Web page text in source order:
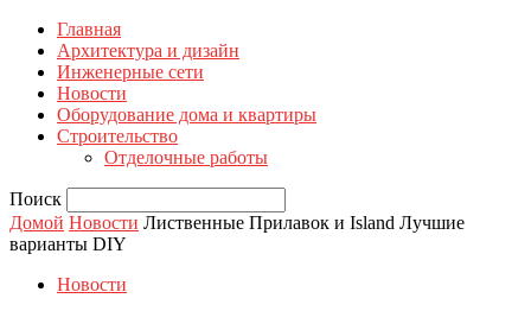
Главная
Архитектура и дизайн
Инженерные сети
Новости
Оборудование дома и квартиры
Строительство
Отделочные работы
Поиск
Домой Новости Лиственные Прилавок и Island Лучшие
варианты DIY
Новости